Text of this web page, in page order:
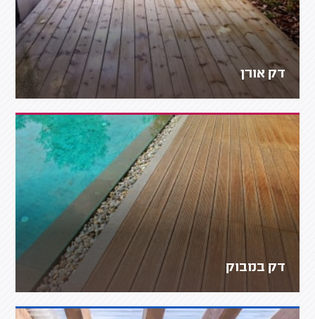
דק אורן
דק במבוק